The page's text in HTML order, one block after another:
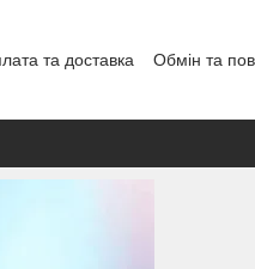
та доставка Обмін та